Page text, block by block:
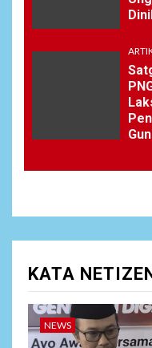
KATA
NEWS